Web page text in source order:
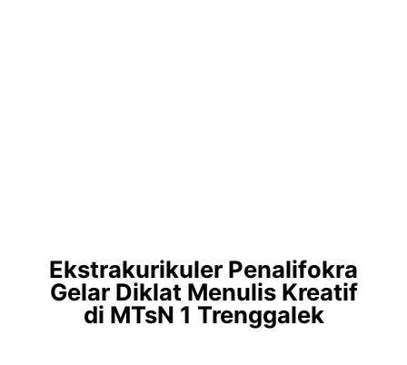
Ekstrakurikuler Penalifokra
Gelar Diklat Menulis Kreatif
di MTsN 1 Trenggalek